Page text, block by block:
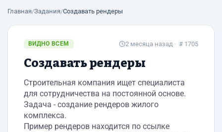
Главная/Задания/Создавать рендеры
ВИДНО ВСЕМ 2 месяца назад · # 1705
Создавать рендеры
Строительная компания ищет специалиста
для сотрудничества на постоянной основе.
Задача - создание рендеров жилого
комплекса.
Пример рендеров находится по ссылке